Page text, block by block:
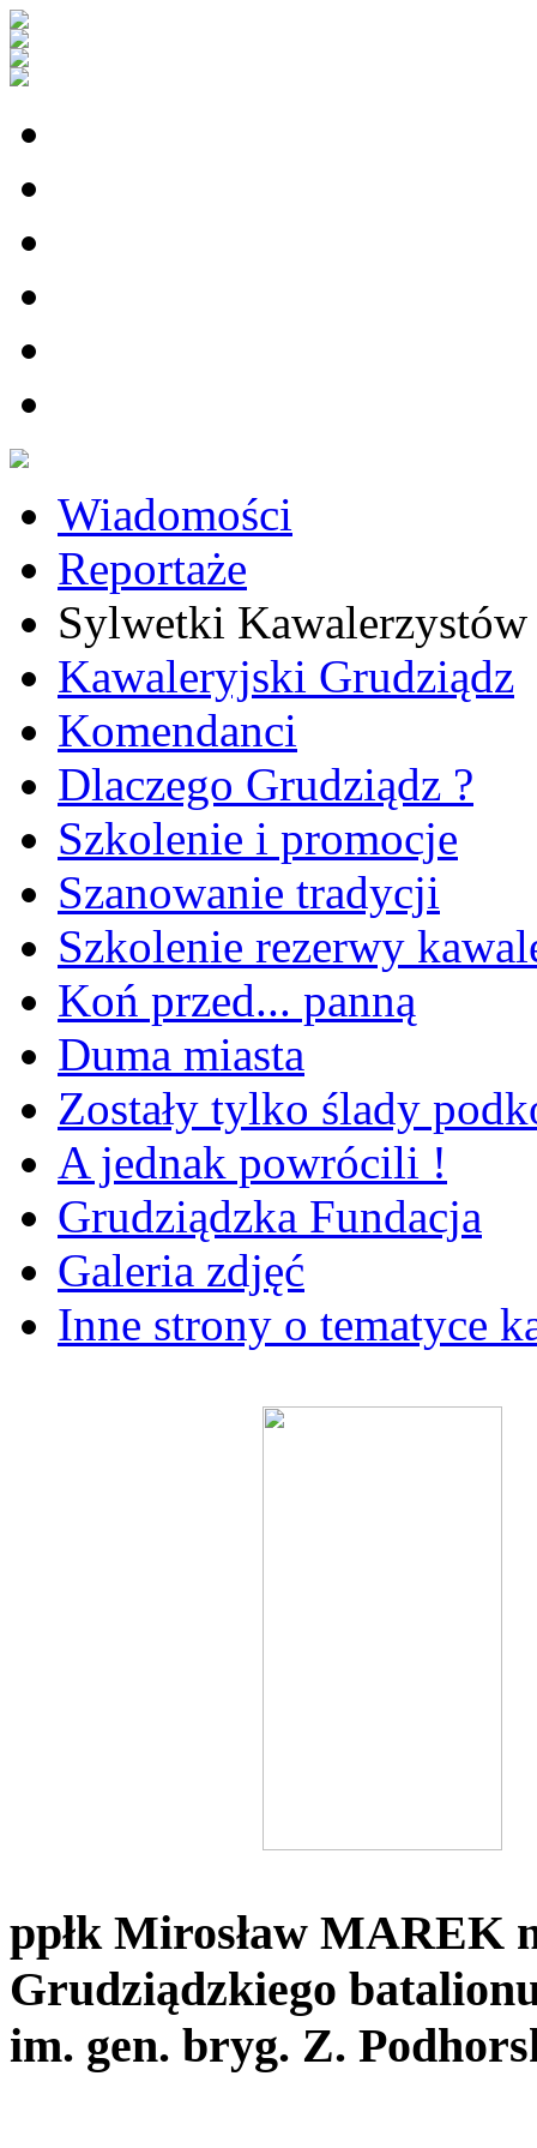
Wiadomości
Reportaże
Sylwetki Kawalerzystów
Kawaleryjski Grudziądz
Komendanci
Dlaczego Grudziądz ?
Szkolenie i promocje
Szanowanie tradycji
Szkolenie rezerwy
Koń przed... panną
Duma miasta
Zostały tylko ślady
A jednak powrócili !
Grudziądzka Fundacja
Galeria zdjęć
Inne strony o tematyce
ppłk Mirosław MAREK
Grudziądzkiego
im. gen. bryg. Z.